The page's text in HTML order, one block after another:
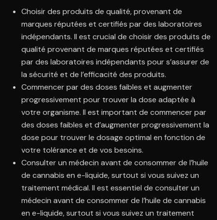
Choisir des produits de qualité, provenant de
marques réputées et certifiés par des laboratoires
indépendants. Il est crucial de choisir des produits de
qualité provenant de marques réputées et certifiés
par des laboratoires indépendants pour s’assurer de
la sécurité et de l’efficacité des produits.
Commencer par des doses faibles et augmenter
progressivement pour trouver la dose adaptée à
votre organisme. Il est important de commencer par
des doses faibles et d’augmenter progressivement la
dose pour trouver le dosage optimal en fonction de
votre tolérance et de vos besoins.
Consulter un médecin avant de consommer de l’huile
de cannabis en e-liquide, surtout si vous suivez un
traitement médical. Il est essentiel de consulter un
médecin avant de consommer de l’huile de cannabis
en e-liquide, surtout si vous suivez un traitement